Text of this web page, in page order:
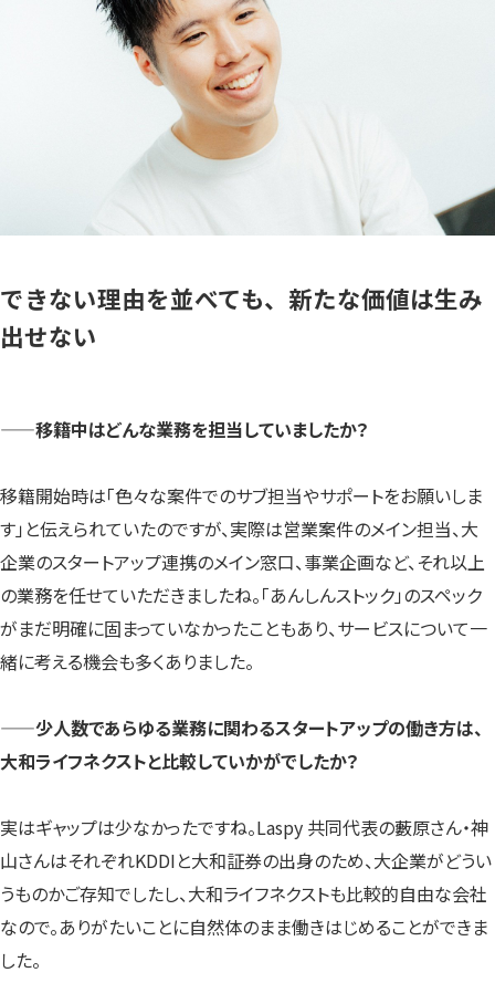
できない理由を並べても、新たな価値は生み
出せない
——移籍中はどんな業務を担当していましたか？
移籍開始時は「色々な案件でのサブ担当やサポートをお願いしま
す」と伝えられていたのですが、実際は営業案件のメイン担当、大
企業のスタートアップ連携のメイン窓口、事業企画など、それ以上
の業務を任せていただきましたね。「あんしんストック」のスペック
がまだ明確に固まっていなかったこともあり、サービスについて一
緒に考える機会も多くありました。
——少人数であらゆる業務に関わるスタートアップの働き方は、
大和ライフネクストと比較していかがでしたか？
実はギャップは少なかったですね。Laspy 共同代表の藪原さん・神
山さんはそれぞれKDDIと大和証券の出身のため、大企業がどうい
うものかご存知でしたし、大和ライフネクストも比較的自由な会社
なので。ありがたいことに自然体のまま働きはじめることができま
した。